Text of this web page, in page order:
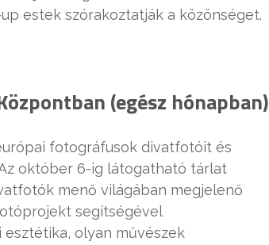
estek szórakoztatják a közönséget.
(egész hónapban)
fotográfusok divatfotóit és
október 6-ig látogatható tárlat
menő világában megjelenő
segítségével
olyan művészek